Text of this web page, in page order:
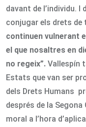
davant de l’individu.
conjugar els drets
continuen vulnerant
el que nosaltres en
no regeix”. Vallespín
Estats que van ser
dels Drets Humans
després de la
moral a l’hora